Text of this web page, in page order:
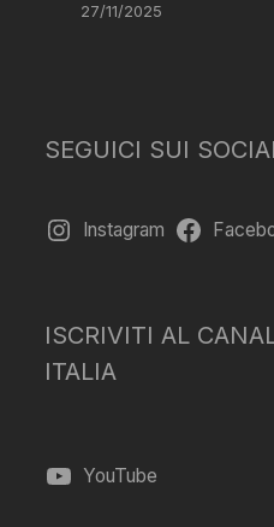
27/11/2025
SEGUICI SUI
Instagram
ISCRIVITI AL
ITALIA
YouTube